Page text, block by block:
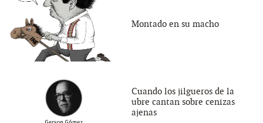
Montado en su macho
Cuando los jilgueros de la
ubre cantan sobre cenizas
ajenas